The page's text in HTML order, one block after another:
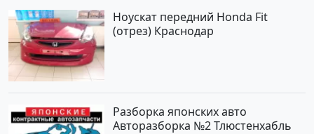
Ноускат передний Honda Fit
(отрез) Краснодар
Разборка японских авто
Авторазборка №2 Тлюстенхабль